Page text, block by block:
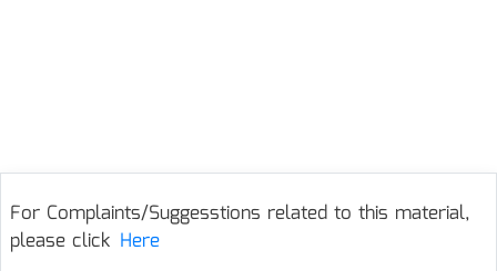
For Complaints/Suggesstions related to this material,
please click Here